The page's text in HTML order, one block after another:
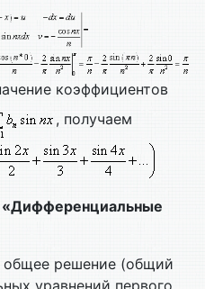
коэффициентов
, получаем
«Дифференциальные
общее решение (общий